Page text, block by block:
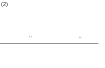
(2)